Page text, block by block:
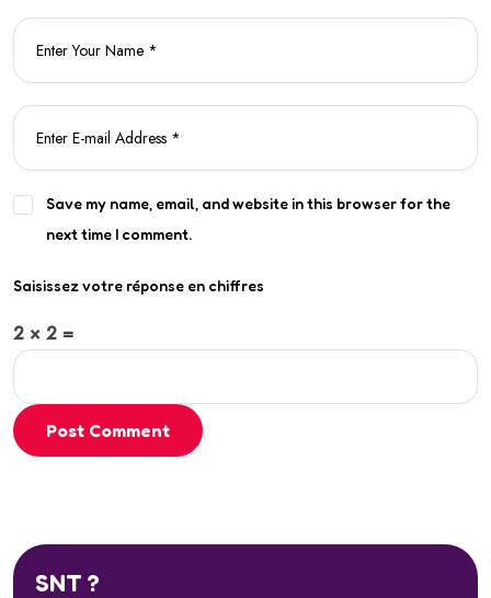
Save my name, email, and website in this browser for the
next time I comment.
Saisissez votre réponse en chiffres
2 × 2 =
Post Comment
SNT ?